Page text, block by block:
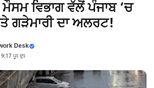
ਵਿਭਾਗ ਵੱਲੋਂ ਪੰਜਾਬ ‘ਚ
ਗੜੇਮਾਰੀ ਦਾ ਅਲਰਟ!
Desk
ਪੂਃ ਦੁਃ